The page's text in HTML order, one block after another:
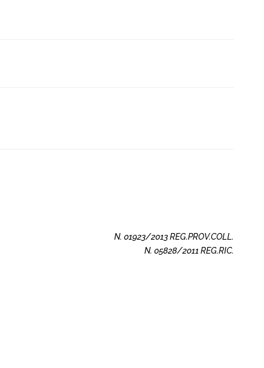
N. 01923/2013 REG.PROV.COLL.
N. 05828/2011 REG.RIC.